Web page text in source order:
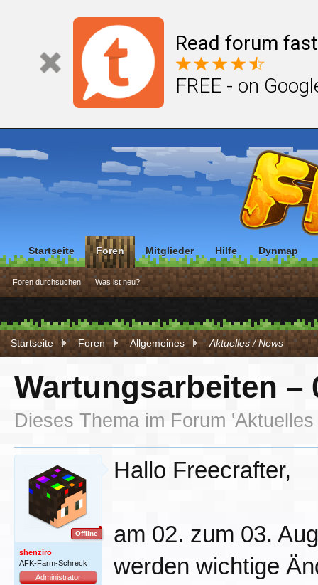
Read forum
FREE - on
Startseite Foren Allgemeines Aktuelles / News
Wartungsarbeiten –
Dieses Thema im Forum '
Offline
shenziro
AFK-Farm-Schreck
Administrator
Hallo Freecrafter,
am 02. zum 03.
werden wichtige
Startseite Foren
Foren durchsuchen Was ist neu?
Mitglieder Hilfe Dynmap